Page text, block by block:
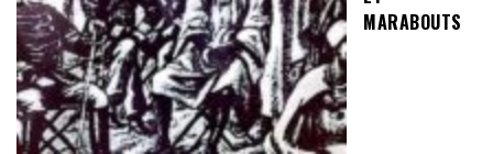
MARABOUTS